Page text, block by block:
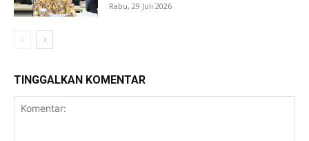
Rabu, 29 Juli 2026
TINGGALKAN KOMENTAR